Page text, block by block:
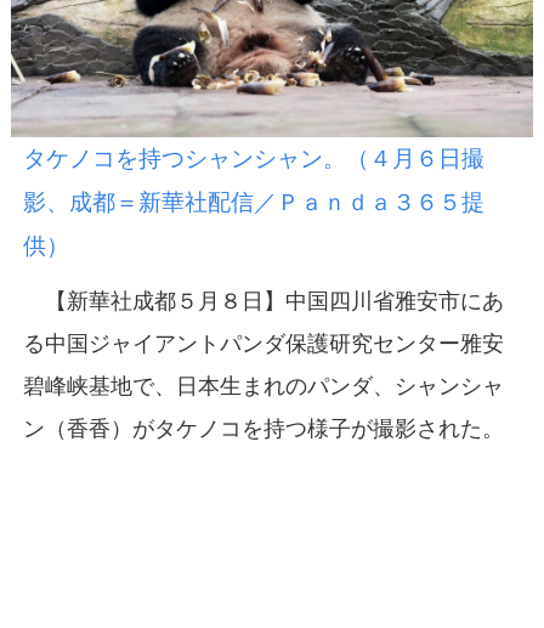
タケノコを持つシャンシャン。（４月６日撮
影、成都＝新華社配信／Ｐａｎｄａ３６５提
供）
【新華社成都５月８日】中国四川省雅安市にあ
る中国ジャイアントパンダ保護研究センター雅安
碧峰峡基地で、日本生まれのパンダ、シャンシャ
ン（香香）がタケノコを持つ様子が撮影された。